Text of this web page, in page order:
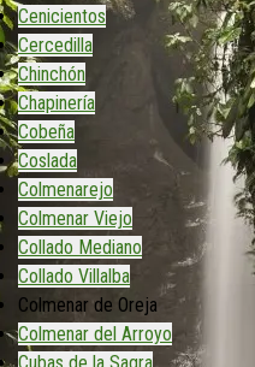
Cenicientos
Cercedilla
Chinchón
Chapinería
Cobeña
Coslada
Colmenarejo
Colmenar Viejo
Collado Mediano
Collado Villalba
Colmenar de Oreja
Colmenar del Arroyo